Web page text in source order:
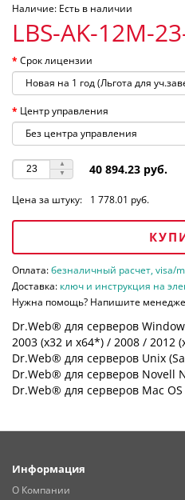
Наличие: Есть в наличии
LBS-AK-12M-
Срок лицензии
Центр управления
40 894.23 руб.
Цена за штуку: 1 778.01 руб.
Оплата:безналичный расчет, visa/
Доставка: ключ и инструкция на
Нужна помощь? Напишите
Dr.Web® для серверов
2003 (х32 и х64*) / 2008 / 2012
Dr.Web® для серверов Unix
Dr.Web® для серверов Novell
Dr.Web® для серверов Mac OS
Информация
О Компании